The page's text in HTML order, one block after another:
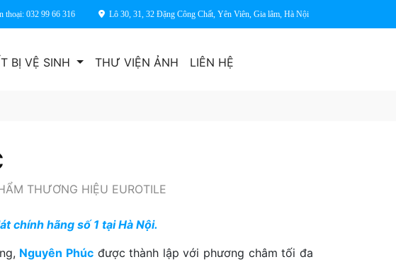
thoại: 032 99 66 316 Lô 30, 31, 32 Đặng Công Chất, Yên Viên, Gia lâm, Hà Nội
BỊ VỆ SINH THƯ VIỆN ẢNH LIÊN HỆ
THƯƠNG HIỆU EUROTILE
chính hãng số 1 tại Hà Nội.
Nguyên Phúcđược thành lập với phương châm tối đa